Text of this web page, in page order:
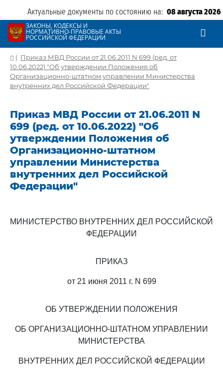
Актуальные документы по состоянию на: 08 августа 2026
ЗАКОНЫ, КОДЕКСЫ И
НОРМАТИВНО-ПРАВОВЫЕ АКТЫ
РОССИЙСКОЙ ФЕДЕРАЦИИ
| Приказ МВД России от 21.06.2011 N 699 (ред. от
10.06.2022) "Об утверждении Положения об
Организационно-штатном управлении Министерства
внутренних дел Российской Федерации"
Приказ МВД России от 21.06.2011 N
699 (ред. от 10.06.2022) "Об
утверждении Положения об
Организационно-штатном
управлении Министерства
внутренних дел Российской
Федерации"
МИНИСТЕРСТВО ВНУТРЕННИХ ДЕЛ РОССИЙСКОЙ
ФЕДЕРАЦИИ
ПРИКАЗ
от 21 июня 2011 г. N 699
ОБ УТВЕРЖДЕНИИ ПОЛОЖЕНИЯ
ОБ ОРГАНИЗАЦИОННО-ШТАТНОМ УПРАВЛЕНИИ
МИНИСТЕРСТВА
ВНУТРЕННИХ ДЕЛ РОССИЙСКОЙ ФЕДЕРАЦИИ